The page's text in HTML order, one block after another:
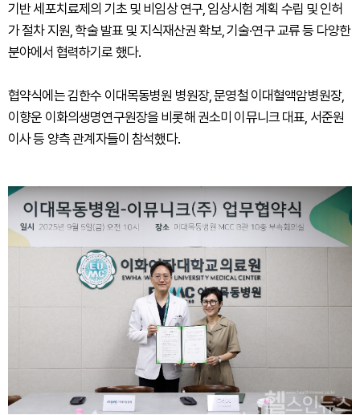
기반 세포치료제의 기초 및 비임상 연구, 임상시험 계획 수립 및 인허
가 절차 지원, 학술 발표 및 지식재산권 확보, 기술·연구 교류 등 다양한
분야에서 협력하기로 했다.
협약식에는 김한수 이대목동병원 병원장, 문영철 이대혈액암병원장,
이향운 이화의생명연구원장을 비롯해 권소미 이뮤니크 대표, 서준원
이사 등 양측 관계자들이 참석했다.